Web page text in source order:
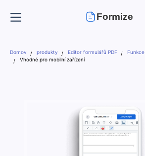
Formize
Domov produkty Editor formulářů PDF
Funkce
Vhodné pro mobilní zařízení